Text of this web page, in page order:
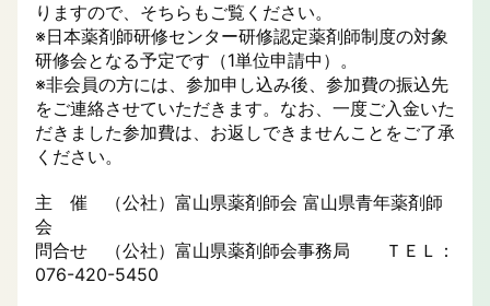
りますので、そちらもご覧ください。
※日本薬剤師研修センター研修認定薬剤師制度の対象
研修会となる予定です（1単位申請中）。
※非会員の方には、参加申し込み後、参加費の振込先
をご連絡させていただきます。なお、一度ご入金いた
だきました参加費は、お返しできませんことをご了承
ください。
主 催 （公社）富山県薬剤師会 富山県青年薬剤師
会
問合せ （公社）富山県薬剤師会事務局 ＴＥＬ：
076-420-5450